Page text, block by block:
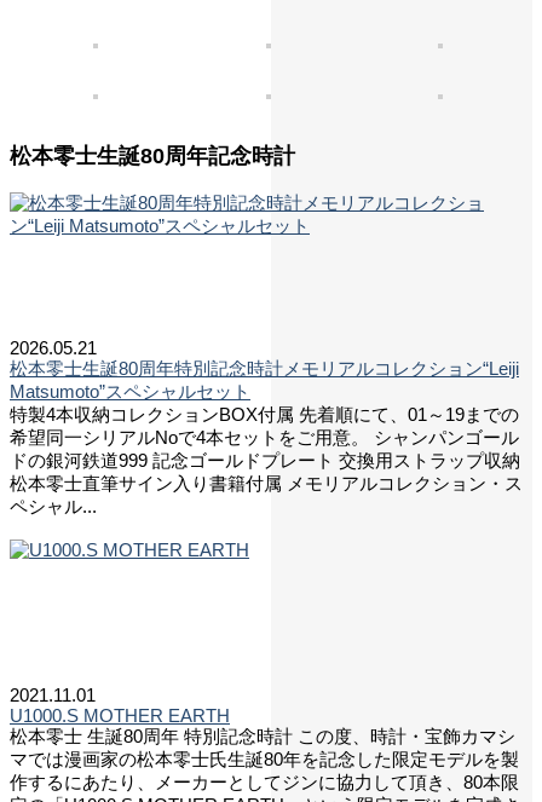
松本零士生誕80周年記念時計
2026.05.21
松本零士生誕80周年特別記念時計メモリアルコレクション“Leiji
Matsumoto”スペシャルセット
特製4本収納コレクションBOX付属 先着順にて、01～19までの
希望同一シリアルNoで4本セットをご用意。 シャンパンゴール
ドの銀河鉄道999 記念ゴールドプレート 交換用ストラップ収納
松本零士直筆サイン入り書籍付属 メモリアルコレクション・ス
ペシャル...
2021.11.01
U1000.S MOTHER EARTH
松本零士 生誕80周年 特別記念時計 この度、時計・宝飾カマシ
マでは漫画家の松本零士氏生誕80年を記念した限定モデルを製
作するにあたり、メーカーとしてジンに協力して頂き、80本限